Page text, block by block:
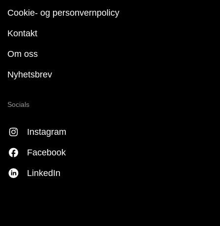
Cookie- og personvernpolicy
Kontakt
Om oss
Nyhetsbrev
Socials
Instagram
Facebook
LinkedIn